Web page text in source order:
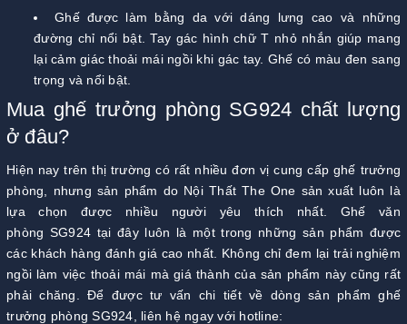
Ghế được làm bằng da với dáng lưng cao và những
đường chỉ nổi bật. Tay gác hình chữ T nhỏ nhắn giúp mang
lại cảm giác thoải mái ngồi khi gác tay. Ghế có màu đen sang
trọng và nổi bật.
Mua ghế trưởng phòng SG924 chất lượng
ở đâu?
Hiện nay trên thị trường có rất nhiều đơn vị cung cấp ghế trưởng
phòng, nhưng sản phẩm do Nội Thất The One sản xuất luôn là
lựa chọn được nhiều người yêu thích nhất. Ghế văn
phòng SG924 tại đây luôn là một trong những sản phẩm được
các khách hàng đánh giá cao nhất. Không chỉ đem lại trải nghiệm
ngồi làm việc thoải mái mà giá thành của sản phẩm này cũng rất
phải chăng. Để được tư vấn chi tiết về dòng sản phẩm ghế
trưởng phòng SG924, liên hệ ngay với hotline: